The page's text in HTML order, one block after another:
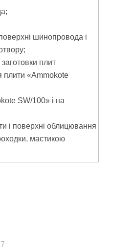
шинопровода і
плит
плити «Ammokote
SW/100» і на
і поверхні облицювання
мастикою